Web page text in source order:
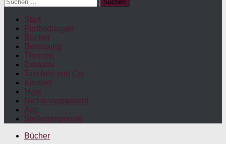
nach:
Start
Fortbildungen
Bücher
Betreuung
Themen
Exklusiv
Taschen und Co.
Kontakt
Maw
Nichts verpassen!
App
Stellenangebote
Bücher